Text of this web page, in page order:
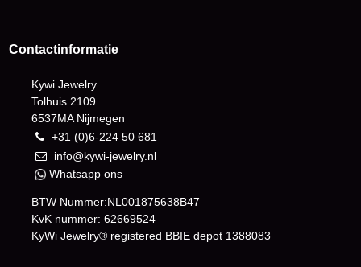
Contactinformatie
Kywi Jewelry
Tolhuis 2109
6537MA Nijmegen
+31 (0)6-224 50 681
info@kywi-jewelry.nl
Whatsapp ons
BTW Nummer:NL001875638B47
KvK nummer: 62669524
KyWi Jewelry® registered BBIE depot 1388083